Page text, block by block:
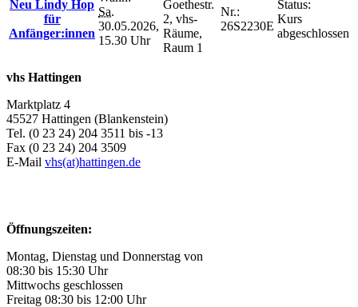
Neu Lindy Hop
für
Anfänger:innen
Sa.
30.05.2026,
15.30 Uhr
Goethestr.
2, vhs-
Räume,
Raum 1
Nr.:
26S2230E
Status:
Kurs
abgeschlossen
vhs Hattingen
Marktplatz 4
45527 Hattingen (Blankenstein)
Tel. (0 23 24) 204 3511 bis -13
Fax (0 23 24) 204 3509
E-Mail vhs(at)hattingen.de
Öffnungszeiten:
Montag, Dienstag und Donnerstag von
08:30 bis 15:30 Uhr
Mittwochs geschlossen
Freitag 08:30 bis 12:00 Uhr